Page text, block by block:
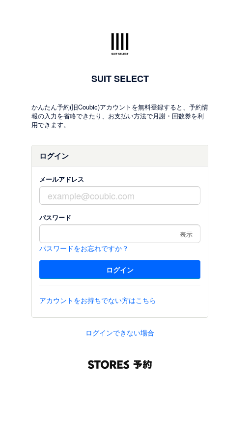
SUIT SELECT
かんたん予約(旧Coubic)アカウントを無料登録すると、予約情
報の入力を省略できたり、お支払い方法で月謝・回数券を利
用できます。
ログイン
メールアドレス
パスワード
表示
パスワードをお忘れですか？
アカウントをお持ちでない方はこちら
ログインできない場合